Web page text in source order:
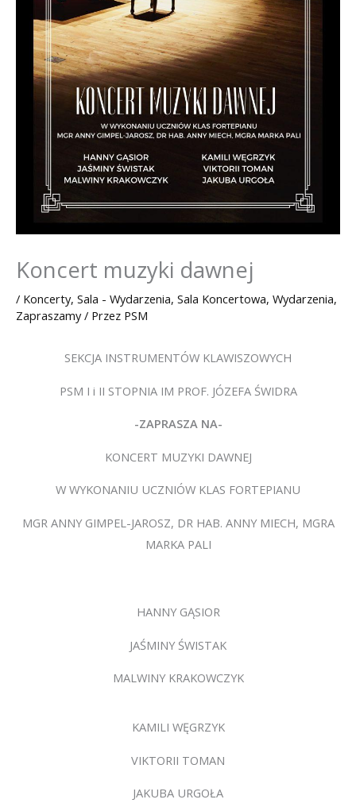
Koncert muzyki dawnej
/ Koncerty, Sala - Wydarzenia, Sala Koncertowa, Wydarzenia,
Zapraszamy/ Przez PSM
SEKCJA INSTRUMENTÓW KLAWISZOWYCH
PSM I i II STOPNIA IM PROF. JÓZEFA ŚWIDRA
-ZAPRASZA NA-
KONCERT MUZYKI DAWNEJ
W WYKONANIU UCZNIÓW KLAS FORTEPIANU
MGR ANNY GIMPEL-JAROSZ, DR HAB. ANNY MIECH, MGRA
MARKA PALI
HANNY GĄSIOR
JAŚMINY ŚWISTAK
MALWINY KRAKOWCZYK
KAMILI WĘGRZYK
VIKTORII TOMAN
JAKUBA URGOŁA